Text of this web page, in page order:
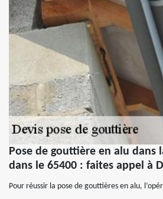
Pose de gouttière en alu dans
dans le 65400 : faites appel à
Pour réussir la pose de gouttières en alu,